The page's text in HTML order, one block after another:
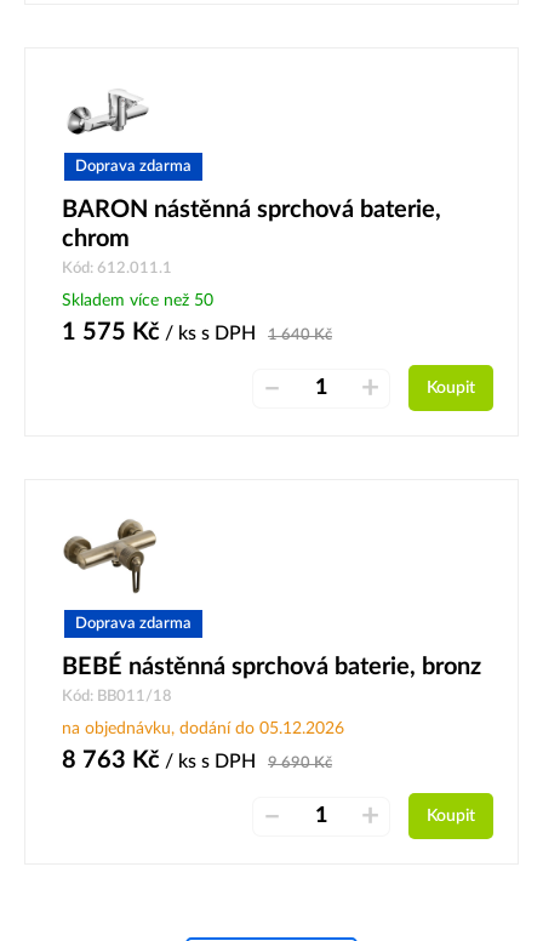
Doprava zdarma
BARON nástěnná sprchová baterie,
chrom
Kód: 612.011.1
Skladem více než 50
1 575 Kč / ks s DPH 1 640Kč
– + Koupit
Doprava zdarma
BEBÉ nástěnná sprchová baterie, bronz
Kód: BB011/18
na objednávku, dodání do 05.12.2026
8 763 Kč / ks s DPH 9 690Kč
– + Koupit